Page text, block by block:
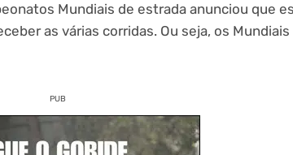
Mundiais de estrada anunciou que
as várias corridas. Ou seja, os Mundiais
PUB